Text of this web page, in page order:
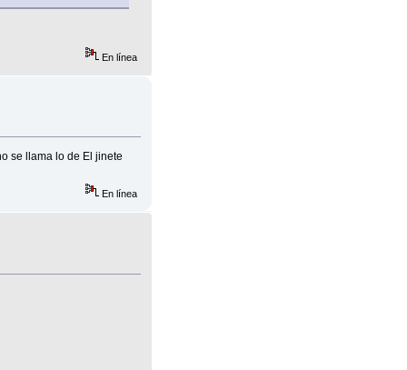
En línea
se llama lo de El jinete
En línea